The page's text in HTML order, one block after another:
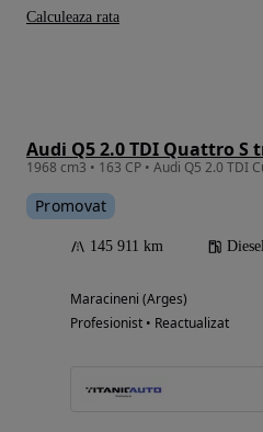
Audi Q5 2.0 TDI Quattro S
Promovat
145 911 km Diesel
Maracineni (Arges)
Profesionist • Reactualizat
Calculeaza rata